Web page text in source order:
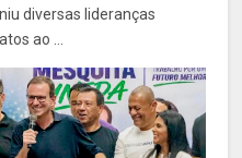
diversas lideranças
ao ...